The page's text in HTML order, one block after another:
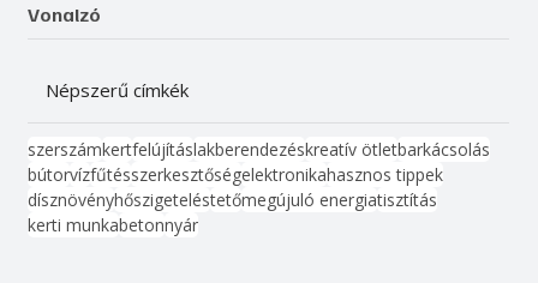
Vonalzó
Népszerű címkék
szerszámkertfelújításlakberendezéskreatív ötletbarkácsolás
bútorvízfűtésszerkesztőségelektronikahasznos tippek
dísznövényhőszigeteléstetőmegújuló energiatisztítás
kerti munkabetonnyár